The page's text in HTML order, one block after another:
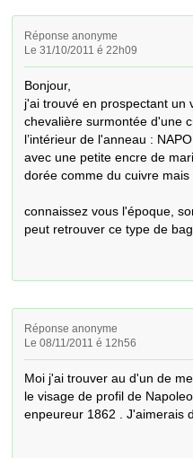
Réponse anonyme
Le 31/10/2011 é 22h09
Bonjour,
j'ai trouvé en prospectant un
chevalière surmontée d'une
l’intérieur de l'anneau :
avec une petite encre de
dorée comme du cuivre mais
connaissez vous l'époque,
peut retrouver ce type de
Réponse anonyme
Le 08/11/2011 é 12h56
Moi j'ai trouver au d'un de
le visage de profil de
enpeureur 1862 . J'aimerais